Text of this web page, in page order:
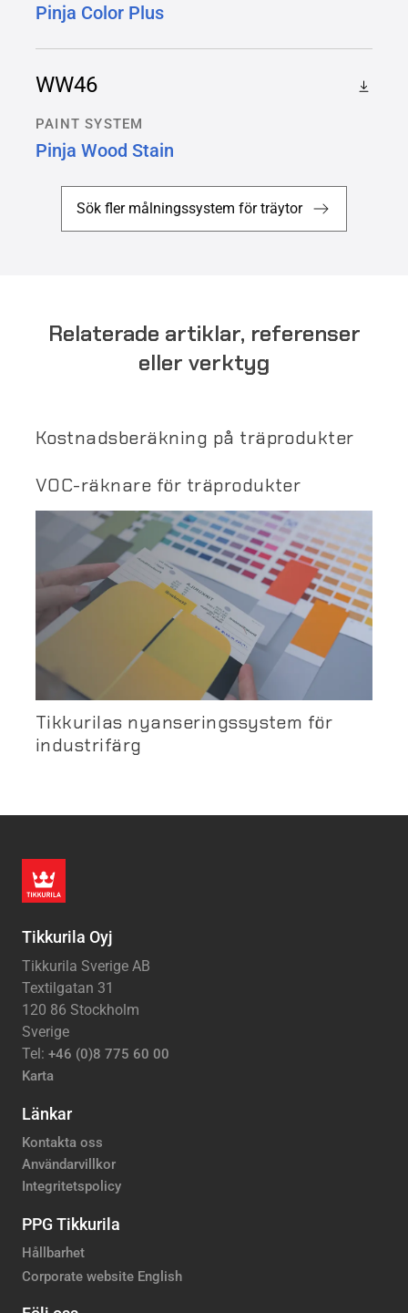
Pinja Color Plus
WW46
PAINT SYSTEM
Pinja Wood Stain
Sök fler målningssystem för träytor
Relaterade artiklar, referenser
eller verktyg
Kostnadsberäkning på träprodukter
VOC-räknare för träprodukter
Tikkurilas nyanseringssystem för
industrifärg
Tikkurila Oyj
Tikkurila Sverige AB
Textilgatan 31
120 86 Stockholm
Sverige
Tel: +46 (0)8 775 60 00
Karta
Länkar
Kontakta oss
Användarvillkor
Integritetspolicy
PPG Tikkurila
Hållbarhet
Corporate website English